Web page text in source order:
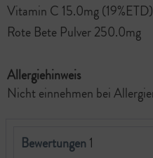
Vitamin C 15.0mg (19%ETD)
Rote Bete Pulver 250.0mg
Allergiehinweis
Nicht einnehmen bei
Bewertungen 1